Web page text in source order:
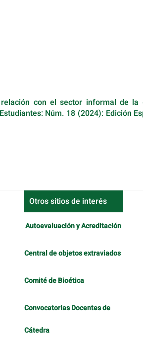
con el sector informal de la
Núm. 18 (2024): Edición
Otros sitios de interés
Autoevaluación y Acreditación
Central de objetos extraviados
Comité de Bioética
Convocatorias Docentes de
Cátedra